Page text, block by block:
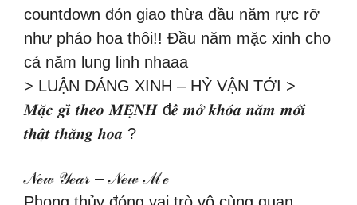
countdown đón giao thừa đầu năm rực rỡ
như pháo hoa thôi!! Đầu năm mặc xinh cho
cả năm lung linh nhaaa
> LUẬN DÁNG XINH – HỶ VẬN TỚI >
𝑴𝒂̣̆𝒄 𝒈𝒊̀ 𝒕𝒉𝒆𝒐 𝑴𝑬̣̂𝑵𝑯 đ𝒆̂̉ 𝒎𝒐̛̉ 𝒌𝒉𝒐́𝒂 𝒏𝒂̆𝒎 𝒎𝒐̛́𝒊
𝒕𝒉𝒂̣̂𝒕 𝒕𝒉𝒂̆𝒏𝒈 𝒉𝒐𝒂 ?
𝒩ℯ𝓌 𝒴ℯ𝒶𝓇 – 𝒩ℯ𝓌 ℳℯ
Phong thủy đóng vai trò vô cùng quan